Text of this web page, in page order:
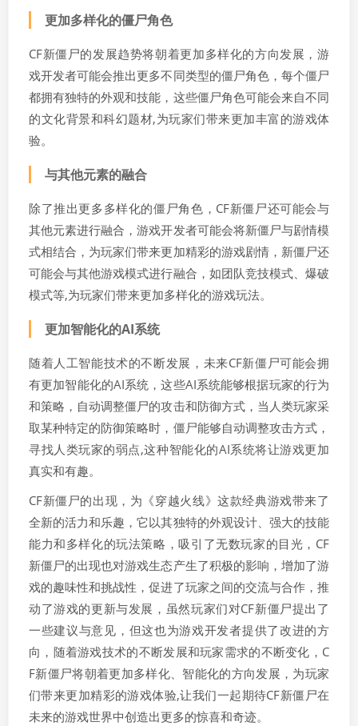
更加多样化的僵尸角色
CF新僵尸的发展趋势将朝着更加多样化的方向发展，游
戏开发者可能会推出更多不同类型的僵尸角色，每个僵尸
都拥有独特的外观和技能，这些僵尸角色可能会来自不同
的文化背景和科幻题材,为玩家们带来更加丰富的游戏体
验。
与其他元素的融合
除了推出更多多样化的僵尸角色，CF新僵尸还可能会与
其他元素进行融合，游戏开发者可能会将新僵尸与剧情模
式相结合，为玩家们带来更加精彩的游戏剧情，新僵尸还
可能会与其他游戏模式进行融合，如团队竞技模式、爆破
模式等,为玩家们带来更加多样化的游戏玩法。
更加智能化的AI系统
随着人工智能技术的不断发展，未来CF新僵尸可能会拥
有更加智能化的AI系统，这些AI系统能够根据玩家的行为
和策略，自动调整僵尸的攻击和防御方式，当人类玩家采
取某种特定的防御策略时，僵尸能够自动调整攻击方式，
寻找人类玩家的弱点,这种智能化的AI系统将让游戏更加
真实和有趣。
CF新僵尸的出现，为《穿越火线》这款经典游戏带来了
全新的活力和乐趣，它以其独特的外观设计、强大的技能
能力和多样化的玩法策略，吸引了无数玩家的目光，CF
新僵尸的出现也对游戏生态产生了积极的影响，增加了游
戏的趣味性和挑战性，促进了玩家之间的交流与合作，推
动了游戏的更新与发展，虽然玩家们对CF新僵尸提出了
一些建议与意见，但这也为游戏开发者提供了改进的方
向，随着游戏技术的不断发展和玩家需求的不断变化，C
F新僵尸将朝着更加多样化、智能化的方向发展，为玩家
们带来更加精彩的游戏体验,让我们一起期待CF新僵尸在
未来的游戏世界中创造出更多的惊喜和奇迹。